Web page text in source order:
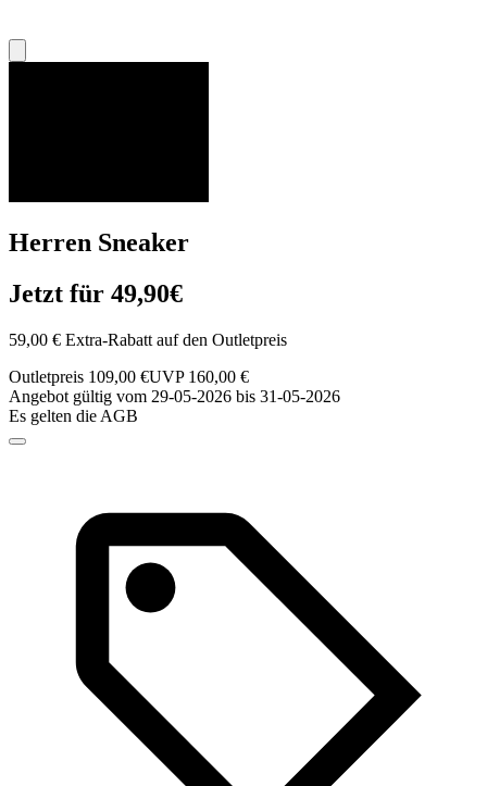
Herren Sneaker
Jetzt für 49,90€
59,00 € Extra-Rabatt auf den Outletpreis
Outletpreis 109,00 €UVP 160,00 €
Angebot gültig vom 29-05-2026 bis 31-05-2026
Es gelten die AGB